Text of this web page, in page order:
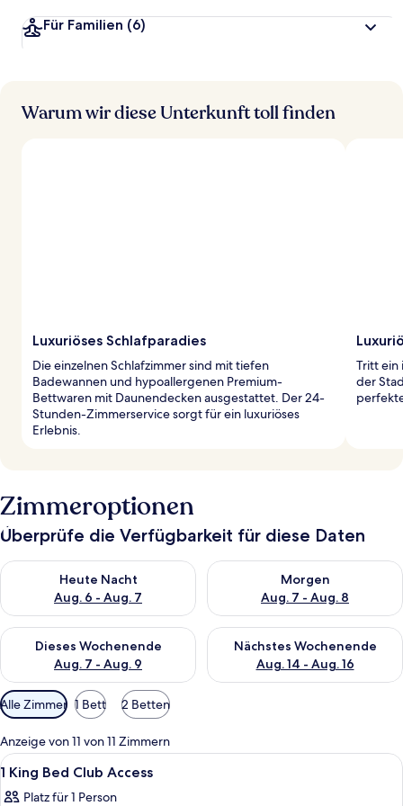
Für Familien (6)
Warum wir diese Unterkunft toll finden
Luxuriöses Schlafparadies
Die einzelnen Schlafzimmer sind mit tiefen
Badewannen und hypoallergenen Premium-
Bettwaren mit Daunendecken ausgestattet. Der 24-
Stunden-Zimmerservice sorgt für ein luxuriöses
Erlebnis.
Tritt ein
der
Zimmeroptionen
Überprüfe die Verfügbarkeit für diese Daten
Heute Nacht
Aug. 6 - Aug. 7
Überprüfe die Verfügbarkeit für heute Nacht, Aug. 6 - Aug. 7.
Morgen
Aug. 7 - Aug. 8
Überprüfe die Verfügbarkeit
Dieses Wochenende
Aug. 7 - Aug. 9
Überprüfe die Verfügbarkeit für dieses Wochenende, Aug. 7
Nächstes Wochenende
Aug. 14 - Aug. 16
Überprüfe die Verfügbarkeit
Verfügbare
Filter
für
Zimmer
Alle Zimmer 1 Bett 2 Betten
Anzeige von 11 von 11 Zimmern
Alle
Fotos
Ein Hotelzimmer mit einem großen
11
1 King Bed Club Access
Platz für 1 Person